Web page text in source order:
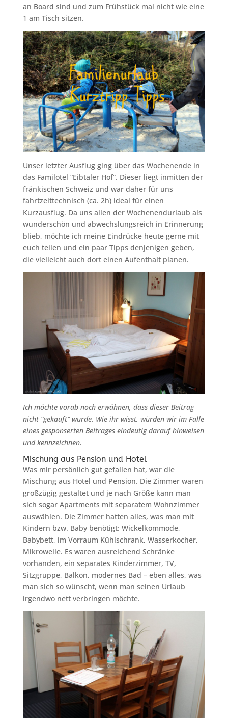
an Board sind und zum Frühstück mal nicht wie eine
1 am Tisch sitzen.
Unser letzter Ausflug ging über das Wochenende in
das Familotel “Eibtaler Hof”. Dieser liegt inmitten der
fränkischen Schweiz und war daher für uns
fahrtzeittechnisch (ca. 2h) ideal für einen
Kurzausflug. Da uns allen der Wochenendurlaub als
wunderschön und abwechslungsreich in Erinnerung
blieb, möchte ich meine Eindrücke heute gerne mit
euch teilen und ein paar Tipps denjenigen geben,
die vielleicht auch dort einen Aufenthalt planen.
Ich möchte vorab noch erwähnen, dass dieser Beitrag
nicht “gekauft” wurde. Wie ihr wisst, würden wir im Falle
eines gesponserten Beitrages eindeutig darauf hinweisen
und kennzeichnen.
Mischung aus Pension und Hotel
Was mir persönlich gut gefallen hat, war die
Mischung aus Hotel und Pension. Die Zimmer waren
großzügig gestaltet und je nach Größe kann man
sich sogar Apartments mit separatem Wohnzimmer
auswählen. Die Zimmer hatten alles, was man mit
Kindern bzw. Baby benötigt: Wickelkommode,
Babybett, im Vorraum Kühlschrank, Wasserkocher,
Mikrowelle. Es waren ausreichend Schränke
vorhanden, ein separates Kinderzimmer, TV,
Sitzgruppe, Balkon, modernes Bad – eben alles, was
man sich so wünscht, wenn man seinen Urlaub
irgendwo nett verbringen möchte.